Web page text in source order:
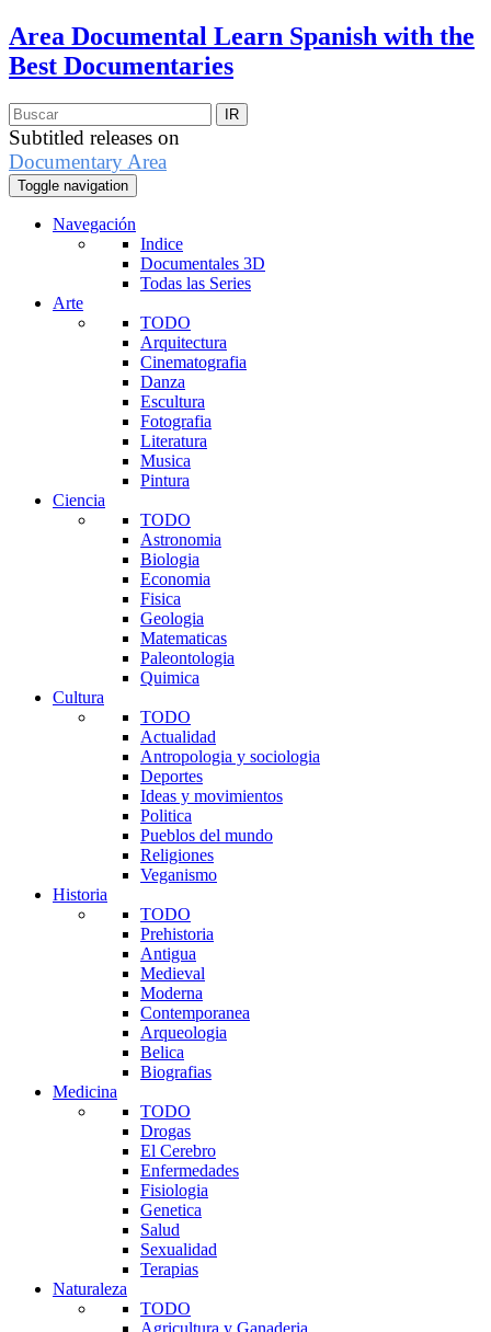
Area Documental Learn Spanish with the
Best Documentaries
Subtitled releases on
Documentary Area
Toggle navigation
Navegación
Indice
Documentales 3D
Todas las Series
Arte
TODO
Arquitectura
Cinematografia
Danza
Escultura
Fotografia
Literatura
Musica
Pintura
Ciencia
TODO
Astronomia
Biologia
Economia
Fisica
Geologia
Matematicas
Paleontologia
Quimica
Cultura
TODO
Actualidad
Antropologia y sociologia
Deportes
Ideas y movimientos
Politica
Pueblos del mundo
Religiones
Veganismo
Historia
TODO
Prehistoria
Antigua
Medieval
Moderna
Contemporanea
Arqueologia
Belica
Biografias
Medicina
TODO
Drogas
El Cerebro
Enfermedades
Fisiologia
Genetica
Salud
Sexualidad
Terapias
Naturaleza
TODO
Agricultura y Ganaderia